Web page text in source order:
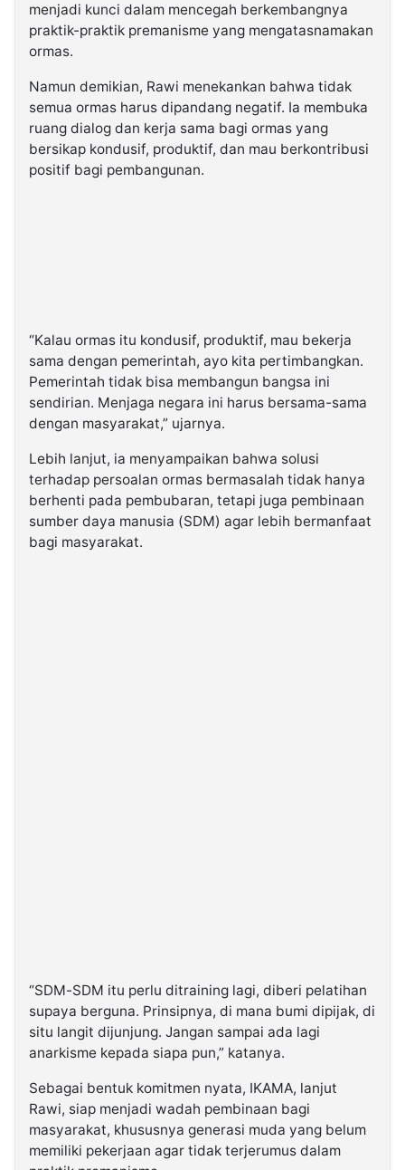
menjadi kunci dalam mencegah berkembangnya
praktik-praktik premanisme yang mengatasnamakan
ormas.
Namun demikian, Rawi menekankan bahwa tidak
semua ormas harus dipandang negatif. Ia membuka
ruang dialog dan kerja sama bagi ormas yang
bersikap kondusif, produktif, dan mau berkontribusi
positif bagi pembangunan.
“Kalau ormas itu kondusif, produktif, mau bekerja
sama dengan pemerintah, ayo kita pertimbangkan.
Pemerintah tidak bisa membangun bangsa ini
sendirian. Menjaga negara ini harus bersama-sama
dengan masyarakat,” ujarnya.
Lebih lanjut, ia menyampaikan bahwa solusi
terhadap persoalan ormas bermasalah tidak hanya
berhenti pada pembubaran, tetapi juga pembinaan
sumber daya manusia (SDM) agar lebih bermanfaat
bagi masyarakat.
“SDM-SDM itu perlu ditraining lagi, diberi pelatihan
supaya berguna. Prinsipnya, di mana bumi dipijak, di
situ langit dijunjung. Jangan sampai ada lagi
anarkisme kepada siapa pun,” katanya.
Sebagai bentuk komitmen nyata, IKAMA, lanjut
Rawi, siap menjadi wadah pembinaan bagi
masyarakat, khususnya generasi muda yang belum
memiliki pekerjaan agar tidak terjerumus dalam